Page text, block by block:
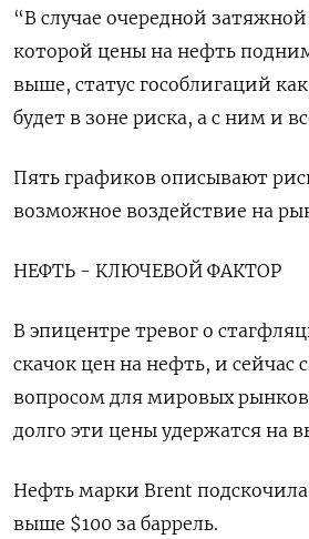
“В случае очередной
которой цены на нефть
выше, статус гособлигаций
будет в зоне риска, а с ним и
Пять графиков ‌описывают
возможное воздействие на
НЕФТЬ - КЛЮЧЕВОЙ ФАКТОР
В эпицентре тревог о
скачок цен на нефть, и
вопросом для мировых рынков
долго эти цены удержатся на
Нефть марки Brent
выше $100 за баррель.